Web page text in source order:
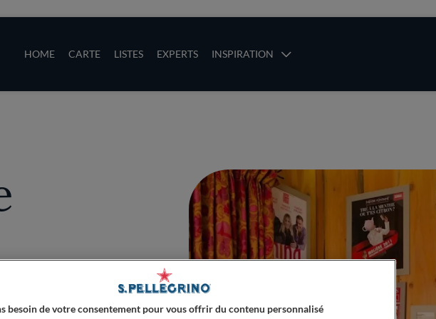
HOME CARTE LISTES EXPERTS INSPIRATION
besoin de votre consentement pour vous offrir du contenu personnalisé